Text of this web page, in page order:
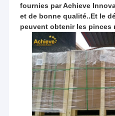
fournies par Achieve
et de bonne qualité..Et le
peuvent obtenir les pinces